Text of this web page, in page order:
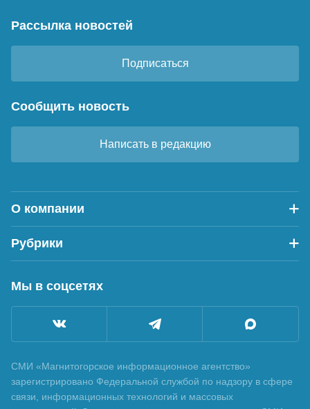
Рассылка новостей
Подписаться
Сообщить новость
Написать в редакцию
О компании
Рубрики
Мы в соцсетях
СМИ «Магнитогорское информационное агентство»
зарегистрировано Федеральной службой по надзору в сфере
связи, информационных технологий и массовых